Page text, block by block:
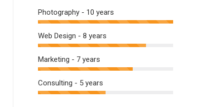
Photography - 10 years
Web Design - 8 years
Marketing - 7 years
Consulting - 5 years